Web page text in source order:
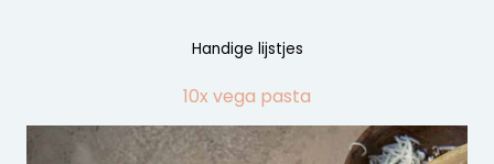
Handige lijstjes
10x vega pasta